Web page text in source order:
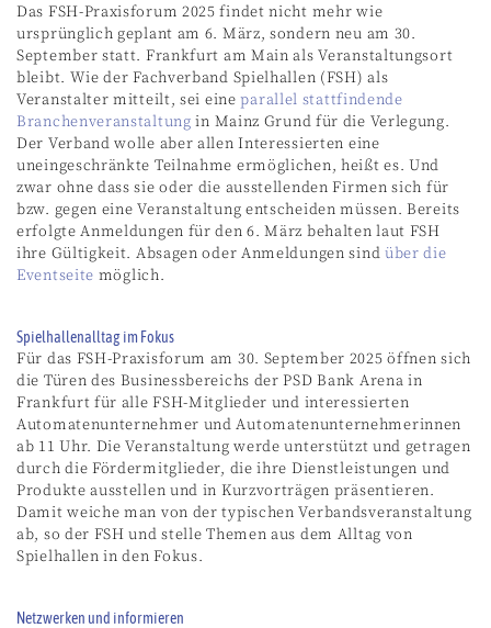
Das FSH-Praxisforum 2025 findet nicht mehr wie
ursprünglich geplant am 6. März, sondern neu am 30.
September statt. Frankfurt am Main als Veranstaltungsort
bleibt. Wie der Fachverband Spielhallen (FSH) als
Veranstalter mitteilt, sei eineparallel stattfindende
Branchenveranstaltung in Mainz Grund für die Verlegung.
Der Verband wolle aber allen Interessierten eine
uneingeschränkte Teilnahme ermöglichen, heißt es. Und
zwar ohne dass sie oder die ausstellenden Firmen sich für
bzw. gegen eine Veranstaltung entscheiden müssen. Bereits
erfolgte Anmeldungen für den 6. März behalten laut FSH
ihre Gültigkeit. Absagen oder Anmeldungen sind über die
Eventseite möglich.
Spielhallenalltag im Fokus
Für das FSH-Praxisforum am 30. September 2025öffnen sich
die Türen des Businessbereichs der PSD Bank Arena in
Frankfurt für alle FSH-Mitglieder und interessierten
Automatenunternehmer und Automatenunternehmerinnen
ab 11 Uhr. Die Veranstaltung werde unterstützt und getragen
durch die Fördermitglieder, die ihre Dienstleistungen und
Produkte ausstellen und in Kurzvorträgen präsentieren.
Damit weiche man von der typischen Verbandsveranstaltung
ab, so der FSH und stelle Themen aus dem Alltag von
Spielhallen in den Fokus.
Netzwerken und informieren